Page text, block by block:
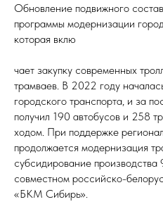
Обновление подвижного
программы модернизации
которая вклю
чает закупку современных
трамваев. В 2022 году
городского транспорта, и за
получил 190 автобусов и 258
ходом. При поддержке
продолжается модернизация
субсидирование
совместном российско-
«БКМ Сибирь».